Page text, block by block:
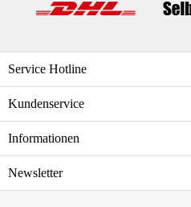
Service Hotline
Kundenservice
Informationen
Newsletter